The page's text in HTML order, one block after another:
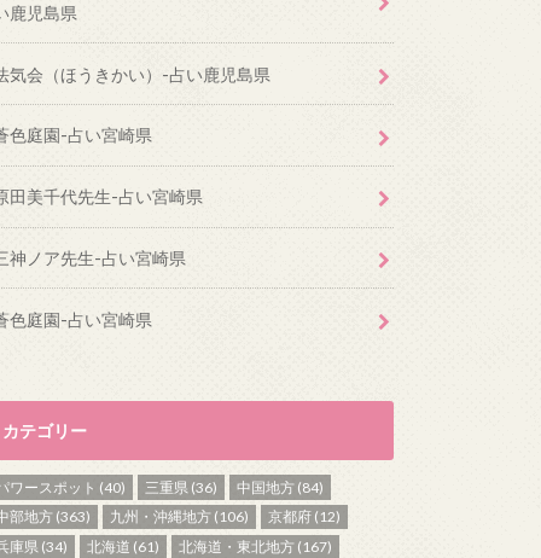
鹿児島県
気会（ほうきかい）-占い鹿児島県
色庭園-占い宮崎県
田美千代先生-占い宮崎県
神ノア先生-占い宮崎県
色庭園-占い宮崎県
カテゴリー
ワースポット (40) 三重県 (36) 中国地方 (84)
部地方 (363) 九州・沖縄地方 (106) 京都府 (12)
庫県 (34) 北海道 (61) 北海道・東北地方 (167)